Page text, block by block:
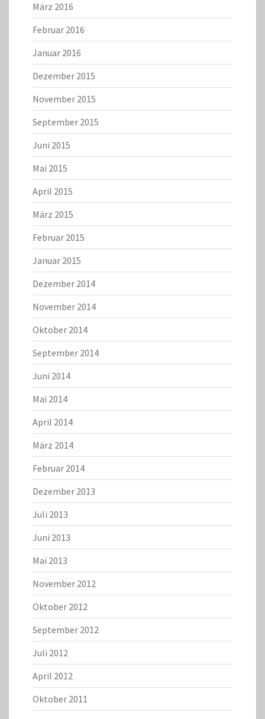
März 2016
Februar 2016
Januar 2016
Dezember 2015
November 2015
September 2015
Juni 2015
Mai 2015
April 2015
März 2015
Februar 2015
Januar 2015
Dezember 2014
November 2014
Oktober 2014
September 2014
Juni 2014
Mai 2014
April 2014
März 2014
Februar 2014
Dezember 2013
Juli 2013
Juni 2013
Mai 2013
November 2012
Oktober 2012
September 2012
Juli 2012
April 2012
Oktober 2011